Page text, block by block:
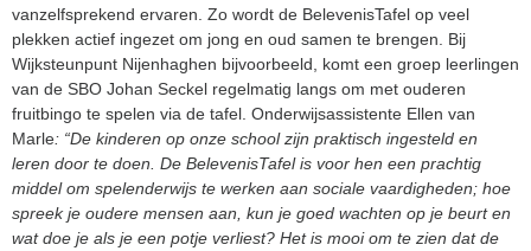
vanzelfsprekend ervaren. Zo wordt de BelevenisTafel op veel
plekken actief ingezet om jong en oud samen te brengen. Bij
Wijksteunpunt Nijenhaghen bijvoorbeeld, komt een groep leerlingen
van de SBO Johan Seckel regelmatig langs om met ouderen
fruitbingo te spelen via de tafel. Onderwijsassistente Ellen van
Marle: “De kinderen op onze school zijn praktisch ingesteld en
leren door te doen. De BelevenisTafel is voor hen een prachtig
middel om spelenderwijs te werken aan sociale vaardigheden; hoe
spreek je oudere mensen aan, kun je goed wachten op je beurt en
wat doe je als je een potje verliest? Het is mooi om te zien dat de